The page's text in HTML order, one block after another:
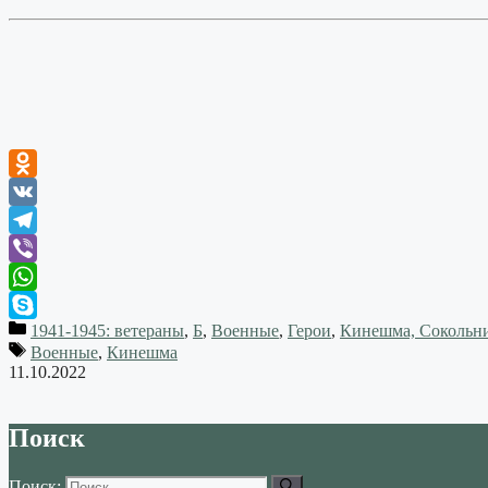
Odnoklassniki
VK
Telegram
Viber
WhatsApp
Skype1941-1945: ветераны, Б, Военные, Герои, Кинешма,
Военные, Кинешма
11.10.2022
Поиск